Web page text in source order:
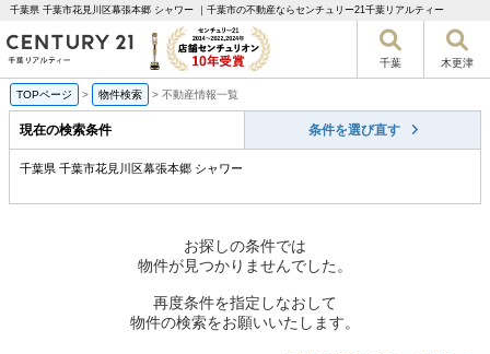
千葉県 千葉市花見川区幕張本郷 シャワー ｜千葉市の不動産ならセンチュリー21千葉リアルティー
千葉 木更津
TOPページ > 物件検索 > 不動産情報一覧
現在の検索条件 条件を選び直す
千葉県 千葉市花見川区幕張本郷 シャワー
お探しの条件では
物件が見つかりませんでした。
再度条件を指定しなおして
物件の検索をお願いいたします。